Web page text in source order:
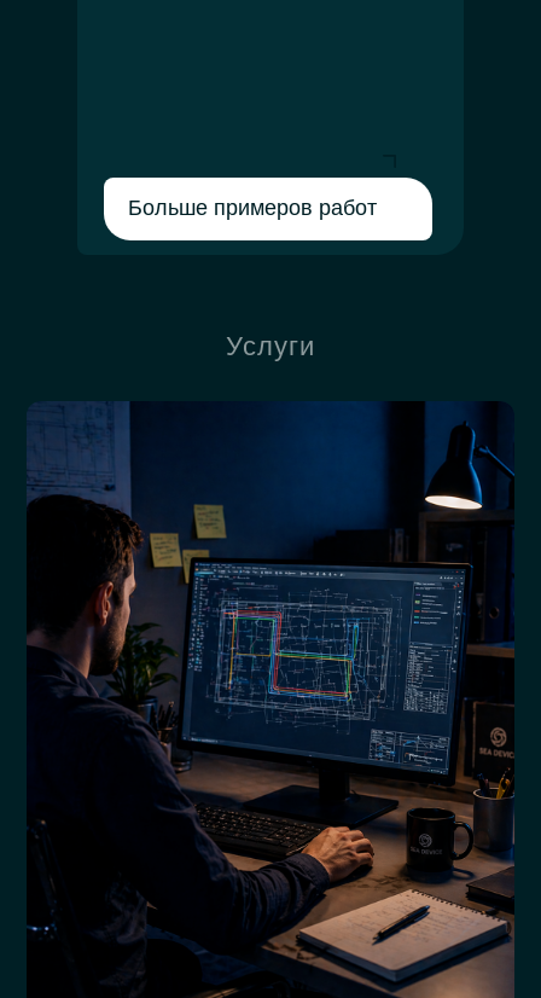
Больше примеров работ
Услуги